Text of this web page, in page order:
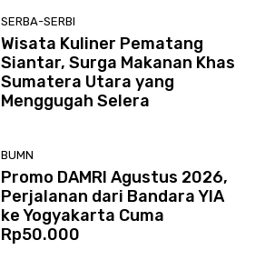
SERBA-SERBI
Wisata Kuliner Pematang
Siantar, Surga Makanan Khas
Sumatera Utara yang
Menggugah Selera
BUMN
Promo DAMRI Agustus 2026,
Perjalanan dari Bandara YIA
ke Yogyakarta Cuma
Rp50.000